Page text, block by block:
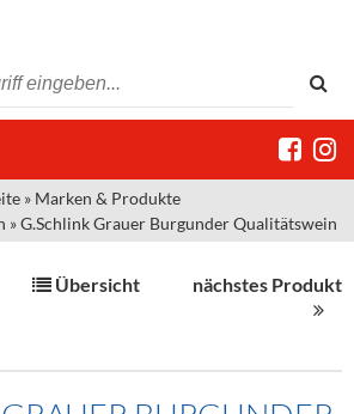
& Großhandel
& Lieferbedingungen
» Marken & Produkte
»G.Schlink Grauer Burgunder Qualitätswein
Übersicht nächstes Produkt